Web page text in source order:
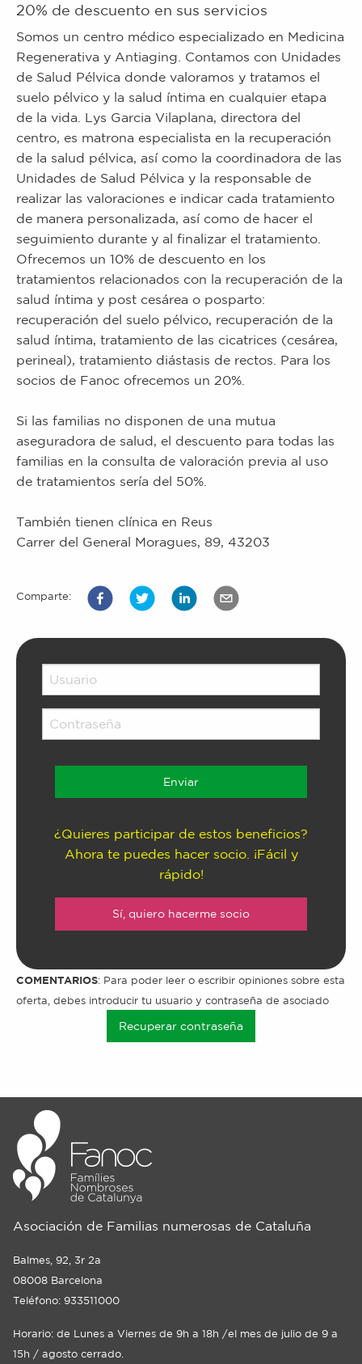
20% de descuento en sus servicios
Somos un centro médico especializado en Medicina
Regenerativa y Antiaging. Contamos con Unidades
de Salud Pélvica donde valoramos y tratamos el
suelo pélvico y la salud íntima en cualquier etapa
de la vida. Lys Garcia Vilaplana, directora del
centro, es matrona especialista en la recuperación
de la salud pélvica, así como la coordinadora de las
Unidades de Salud Pélvica y la responsable de
realizar las valoraciones e indicar cada tratamiento
de manera personalizada, así como de hacer el
seguimiento durante y al finalizar el tratamiento.
Ofrecemos un 10% de descuento en los
tratamientos relacionados con la recuperación de la
salud íntima y post cesárea o posparto:
recuperación del suelo pélvico, recuperación de la
salud íntima, tratamiento de las cicatrices (cesárea,
perineal), tratamiento diástasis de rectos. Para los
socios de Fanoc ofrecemos un 20%.
Si las familias no disponen de una mutua
aseguradora de salud, el descuento para todas las
familias en la consulta de valoración previa al uso
de tratamientos sería del 50%.
También tienen clínica en Reus
Carrer del General Moragues, 89, 43203
Comparte:
¿Quieres participar de estos beneficios?
Ahora te puedes hacer socio. ¡Fácil y
rápido!
Sí, quiero hacerme socio
COMENTARIOS: Para poder leer o escribir opiniones sobre esta
oferta, debes introducir tu usuario y contraseña de asociado
Recuperar contraseña
Asociación de Familias numerosas de Cataluña
Balmes, 92, 3r 2a
08008 Barcelona
Teléfono: 933511000
Horario: de Lunes a Viernes de 9h a 18h /el mes de julio de 9 a
15h / agosto cerrado.